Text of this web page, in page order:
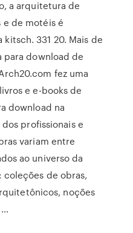
a arquitetura de
e de motéis é
331 20. Mais de
download de
fez uma
e e-books de
download na
profissionais e
variam entre
ao universo da
de obras,
noções
…